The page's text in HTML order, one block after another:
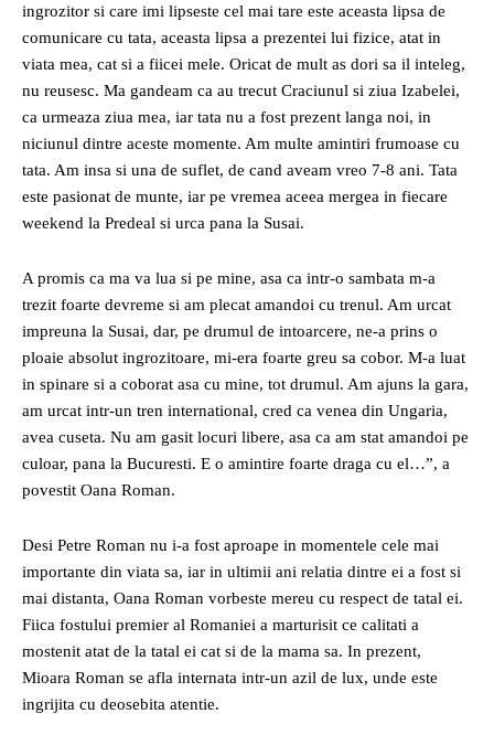
ingrozitor si care imi lipseste cel mai tare este aceasta lipsa de
comunicare cu tata, aceasta lipsa a prezentei lui fizice, atat in
viata mea, cat si a fiicei mele. Oricat de mult as dori sa il inteleg,
nu reusesc. Ma gandeam ca au trecut Craciunul si ziua Izabelei,
ca urmeaza ziua mea, iar tata nu a fost prezent langa noi, in
niciunul dintre aceste momente. Am multe amintiri frumoase cu
tata. Am insa si una de suflet, de cand aveam vreo 7-8 ani. Tata
este pasionat de munte, iar pe vremea aceea mergea in fiecare
weekend la Predeal si urca pana la Susai.
A promis ca ma va lua si pe mine, asa ca intr-o sambata m-a
trezit foarte devreme si am plecat amandoi cu trenul. Am urcat
impreuna la Susai, dar, pe drumul de intoarcere, ne-a prins o
ploaie absolut ingrozitoare, mi-era foarte greu sa cobor. M-a luat
in spinare si a coborat asa cu mine, tot drumul. Am ajuns la gara,
am urcat intr-un tren international, cred ca venea din Ungaria,
avea cuseta. Nu am gasit locuri libere, asa ca am stat amandoi pe
culoar, pana la Bucuresti. E o amintire foarte draga cu el…”, a
povestit Oana Roman.
Desi Petre Roman nu i-a fost aproape in momentele cele mai
importante din viata sa, iar in ultimii ani relatia dintre ei a fost si
mai distanta, Oana Roman vorbeste mereu cu respect de tatal ei.
Fiica fostului premier al Romaniei a marturisit ce calitati a
mostenit atat de la tatal ei cat si de la mama sa. In prezent,
Mioara Roman se afla internata intr-un azil de lux, unde este
ingrijita cu deosebita atentie.